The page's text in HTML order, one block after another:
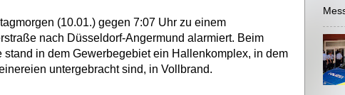
(10.01.) gegen 7:07 Uhr zu einem
nach Düsseldorf-Angermund alarmiert. Beim
stand in dem Gewerbegebiet ein Hallenkomplex, in dem
untergebracht sind, in Vollbrand.